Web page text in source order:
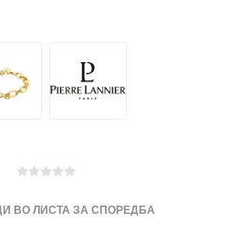
ВО ЛИСТА ЗА СПОРЕДБА